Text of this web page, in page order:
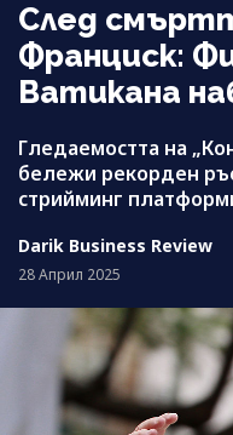
След
Франциск:
Ватикана
Гледаемостта на
бележи рекорден
стрийминг
Darik Business Review
28 Април 2025